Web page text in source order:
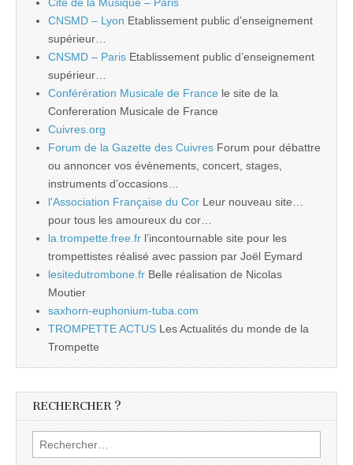
CNSMD – Lyon Etablissement public d’enseignement
supérieur…
CNSMD – Paris Etablissement public d’enseignement
supérieur…
Conférération Musicale de France le site de la
Confereration Musicale de France
Cuivres.org
Forum de la Gazette des Cuivres Forum pour débattre
ou annoncer vos évènements, concert, stages,
instruments d’occasions…
l'Association Française du Cor Leur nouveau site…
pour tous les amoureux du cor…
la.trompette.free.fr l’incontournable site pour les
trompettistes réalisé avec passion par Joël Eymard
lesitedutrombone.fr Belle réalisation de Nicolas
Moutier
saxhorn-euphonium-tuba.com
TROMPETTE ACTUS Les Actualités du monde de la
Trompette
RECHERCHER ?
Rechercher :